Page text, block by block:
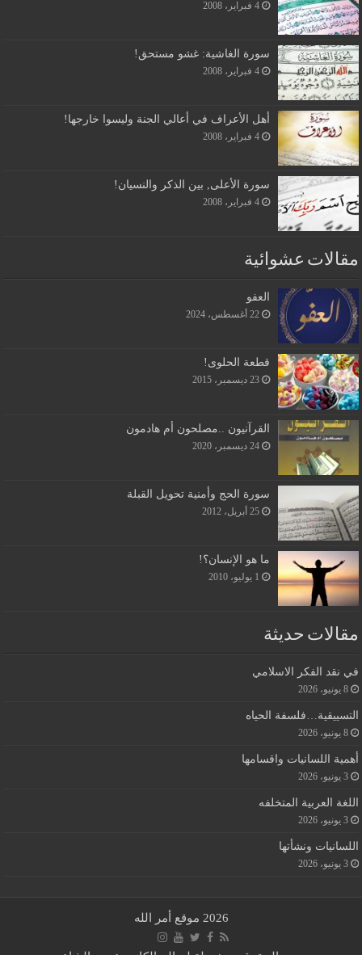
4 فبراير، 2008
سورة الغاشية: غشو مستحق!
4 فبراير، 2008
أهل الأعراف في أعالي الجنة وليسوا خارجها!
4 فبراير، 2008
سورة الأعلى, بين الذكر والنسيان!
4 فبراير، 2008
مقالات عشوائية
العفو
22 أغسطس، 2024
قطعة الحلوى!
23 ديسمبر، 2015
القرآنيون ..مصلحون أم هادمون
24 ديسمبر، 2020
سورة الحج وأمنية تحويل القبلة
25 أبريل، 2012
ما هو الإنسان؟!
1 يوليو، 2010
مقالات حديثة
في نقد الفكر الاسلامي
8 يونيو، 2026
التسييقية…فلسفة الحياه
8 يونيو، 2026
أهمية اللسانيات واقسامها
3 يونيو، 2026
اللغة العربية المتخلفه
3 يونيو، 2026
اللسانيات ونشأتها
3 يونيو، 2026
2026 موقع أمر الله